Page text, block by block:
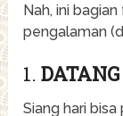
Nah, ini
pengalaman
1.
Siang hari